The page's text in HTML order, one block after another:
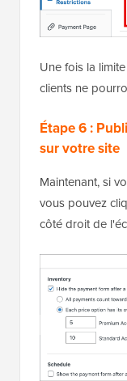
Une fois la
clients ne
Étape 6 :
sur votre site
Maintenant, si
vous pouvez
côté droit de